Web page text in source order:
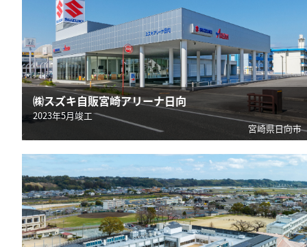
㈱スズキ自販宮崎アリーナ日向
2023年5月竣工
宮崎県日向市